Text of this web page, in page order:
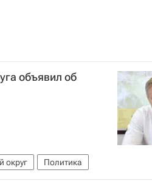
объявил об
округ
Политика